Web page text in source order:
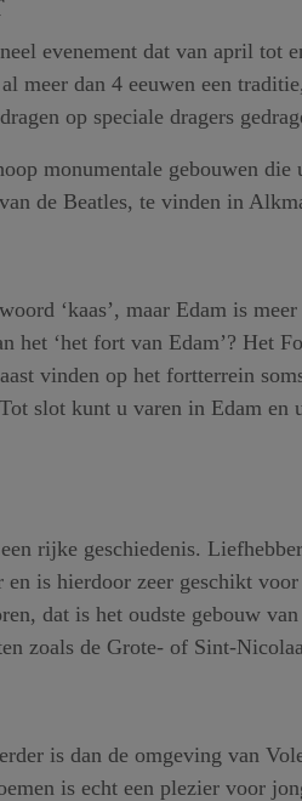
evenement dat van april
meer dan 4 eeuwen een
op speciale dragers
monumentale gebouwen
de Beatles, te vinden in
‘kaas’, maar Edam is
het ‘het fort van Edam’? Het
vinden op het fortterrein
slot kunt u varen in Edam
rijke geschiedenis.
is hierdoor zeer geschikt
dat is het oudste gebouw
zoals de Grote- of Sint-
is dan de omgeving van
is echt een plezier voor